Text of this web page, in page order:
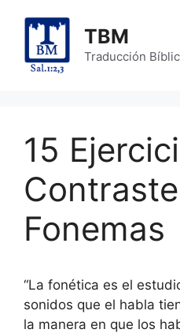
content
TBM
Traducción
15
Contraste
Fonemas
“La fonética es el
sonidos que el habla
la manera en que los